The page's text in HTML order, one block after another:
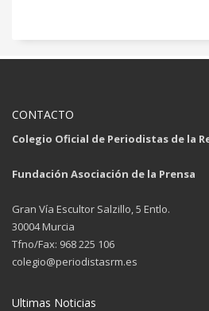
CONTACTO
Colegio Oficial de Periodistas de la
Fundación Asociación de la Prensa
Gran Vía Escultor Salzillo, 5 Entlo.
30004 Murcia
Tfno/Fax: 968 225 106
colegio@periodistasrm.es
Ultimas Noticias